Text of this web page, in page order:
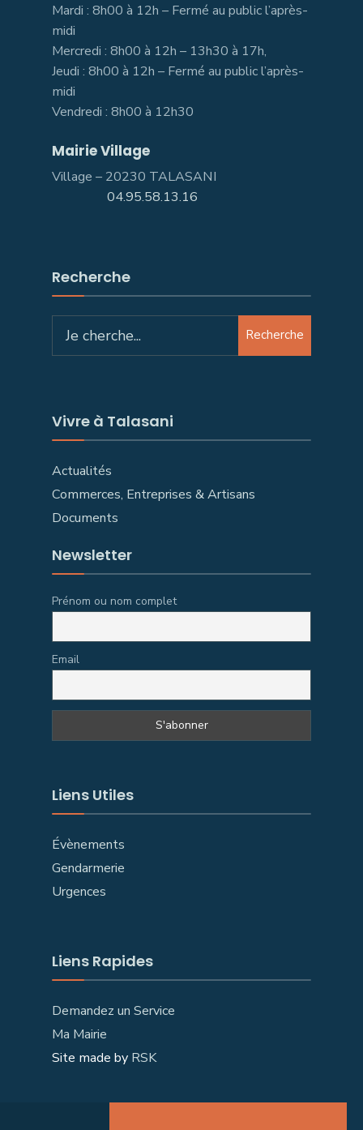
Mardi : 8h00 à 12h – Fermé au public l’après-
midi
Mercredi : 8h00 à 12h – 13h30 à 17h,
Jeudi : 8h00 à 12h – Fermé au public l’après-
midi
Vendredi : 8h00 à 12h30
Mairie Village
Village – 20230 TALASANI
04.95.58.13.16
Recherche
for:
Recherche
Vivre à Talasani
Actualités
Commerces, Entreprises & Artisans
Documents
Newsletter
Prénom ou nom complet
Email
Liens Utiles
Évènements
Gendarmerie
Urgences
Liens Rapides
Demandez un Service
Ma Mairie
Site made by RSK